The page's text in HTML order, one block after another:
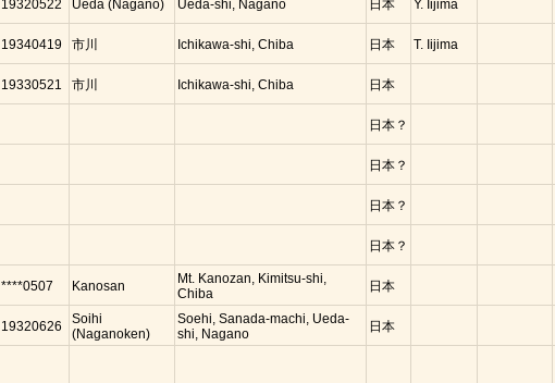
19320522 Ueda (Nagano) Ueda-shi, Nagano 日本 Y. Iijima
19340419 市川 Ichikawa-shi, Chiba 日本 T. Iijima
19330521 市川 Ichikawa-shi, Chiba 日本
日本？
日本？
日本？
日本？
****0507 Kanosan
Mt. Kanozan, Kimitsu-shi,
Chiba
日本
19320626
Soihi
(Naganoken)
Soehi, Sanada-machi, Ueda-
shi, Nagano
日本